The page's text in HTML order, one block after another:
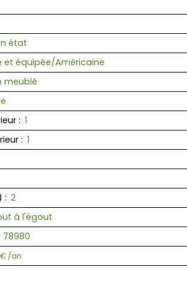
état
et équipée/Américaine
meublé
: 1
: 1
: 2
à l'égout
78980
€ /an